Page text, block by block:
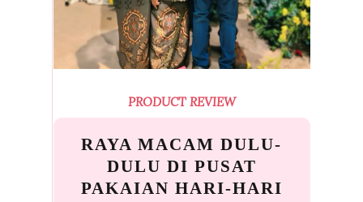
PRODUCT REVIEW
RAYA MACAM DULU-
DULU DI PUSAT
PAKAIAN HARI-HARI